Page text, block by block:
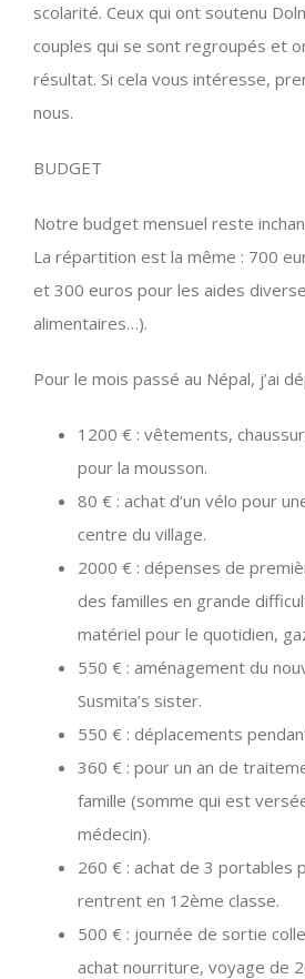
scolarité. Ceux qui ont soutenu
couples qui se sont regroupés et
résultat. Si cela vous intéresse,
nous.
BUDGET
Notre budget mensuel reste
La répartition est la même : 700
et 300 euros pour les aides
alimentaires…).
Pour le mois passé au Népal, j’ai
1200 € : vêtements,
pour la mousson.
80 € : achat d’un vélo pour
centre du village.
2000 € : dépenses de
des familles en grande
matériel pour le quotidien,
550 € : aménagement du
Susmita’s sister.
550 € : déplacements
360 € : pour un an de
famille (somme qui est
médecin).
260 € : achat de 3 portables
rentrent en 12ème classe.
500 € : journée de sortie
achat nourriture, voyage de